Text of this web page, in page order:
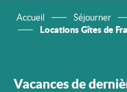
Accueil Séjourner
Locations Gîtes de
Vacances de